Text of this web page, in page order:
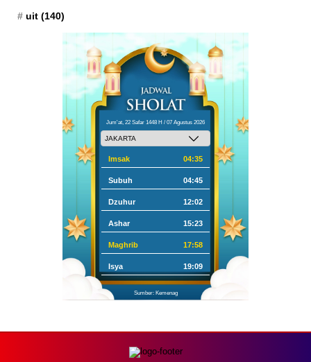
uit (140)
Jum'at, 22 Safar 1448 H / 07 Agustus 2026
Imsak 04:35
Subuh 04:45
Dzuhur 12:02
Ashar 15:23
Maghrib 17:58
Isya 19:09
Sumber: Kemenag